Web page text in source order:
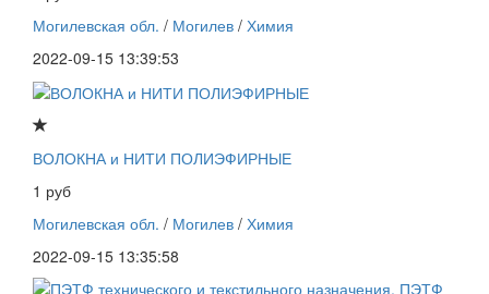
Могилевская обл. / Могилев / Химия
2022-09-15 13:39:53
ВОЛОКНА и НИТИ ПОЛИЭФИРНЫЕ
1 руб
Могилевская обл. / Могилев / Химия
2022-09-15 13:35:58